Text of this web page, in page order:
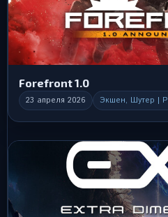
Forefront 1.0
23 апреля 2026 Экшен, Шутер |